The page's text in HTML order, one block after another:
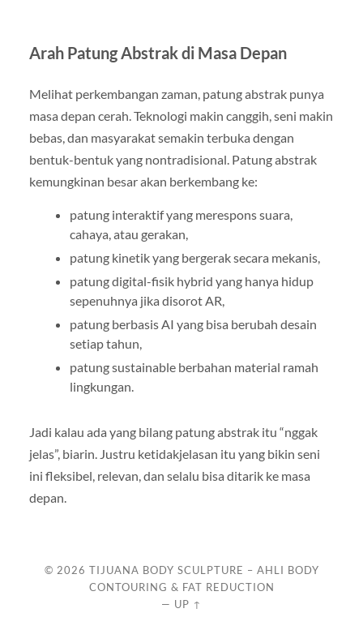
Arah Patung Abstrak di Masa Depan
Melihat perkembangan zaman, patung abstrak punya
masa depan cerah. Teknologi makin canggih, seni makin
bebas, dan masyarakat semakin terbuka dengan
bentuk-bentuk yang nontradisional. Patung abstrak
kemungkinan besar akan berkembang ke:
patung interaktif yang merespons suara,
cahaya, atau gerakan,
patung kinetik yang bergerak secara mekanis,
patung digital-fisik hybrid yang hanya hidup
sepenuhnya jika disorot AR,
patung berbasis AI yang bisa berubah desain
setiap tahun,
patung sustainable berbahan material ramah
lingkungan.
Jadi kalau ada yang bilang patung abstrak itu “nggak
jelas”, biarin. Justru ketidakjelasan itu yang bikin seni
ini fleksibel, relevan, dan selalu bisa ditarik ke masa
depan.
© 2026 TIJUANA BODY SCULPTURE – AHLI BODY
CONTOURING & FAT REDUCTION
— UP ↑